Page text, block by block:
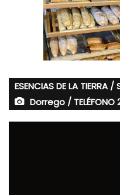
ESENCIAS DE LA
Dorrego /